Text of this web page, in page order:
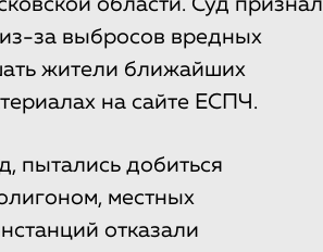
области. Суд признал
за выбросов вредных
жители ближайших
на сайте ЕСПЧ.
пытались добиться
местных
отказали